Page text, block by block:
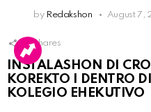
by Redakshon August 7,
16 Shares
INSTALASHON DI
KOREKTO I DENTRO
KOLEGIO EHEKUTIVO